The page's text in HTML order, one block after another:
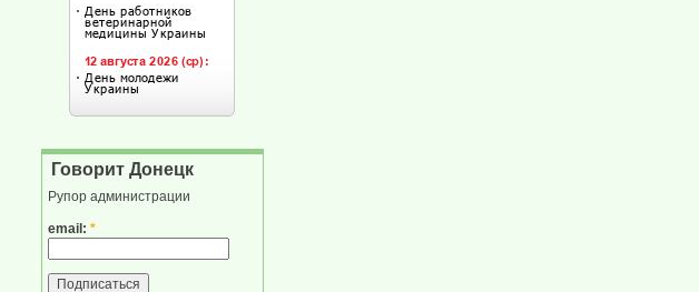
Говорит Донецк
Рупор администрации
email: *